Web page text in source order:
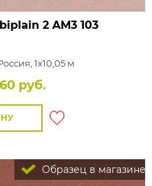
2AM3 103
1x10,05 м
руб.
Образец в магазине